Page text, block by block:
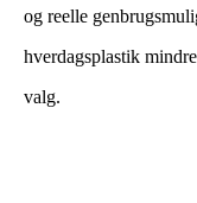
og reelle
hverdagsplastik
valg.